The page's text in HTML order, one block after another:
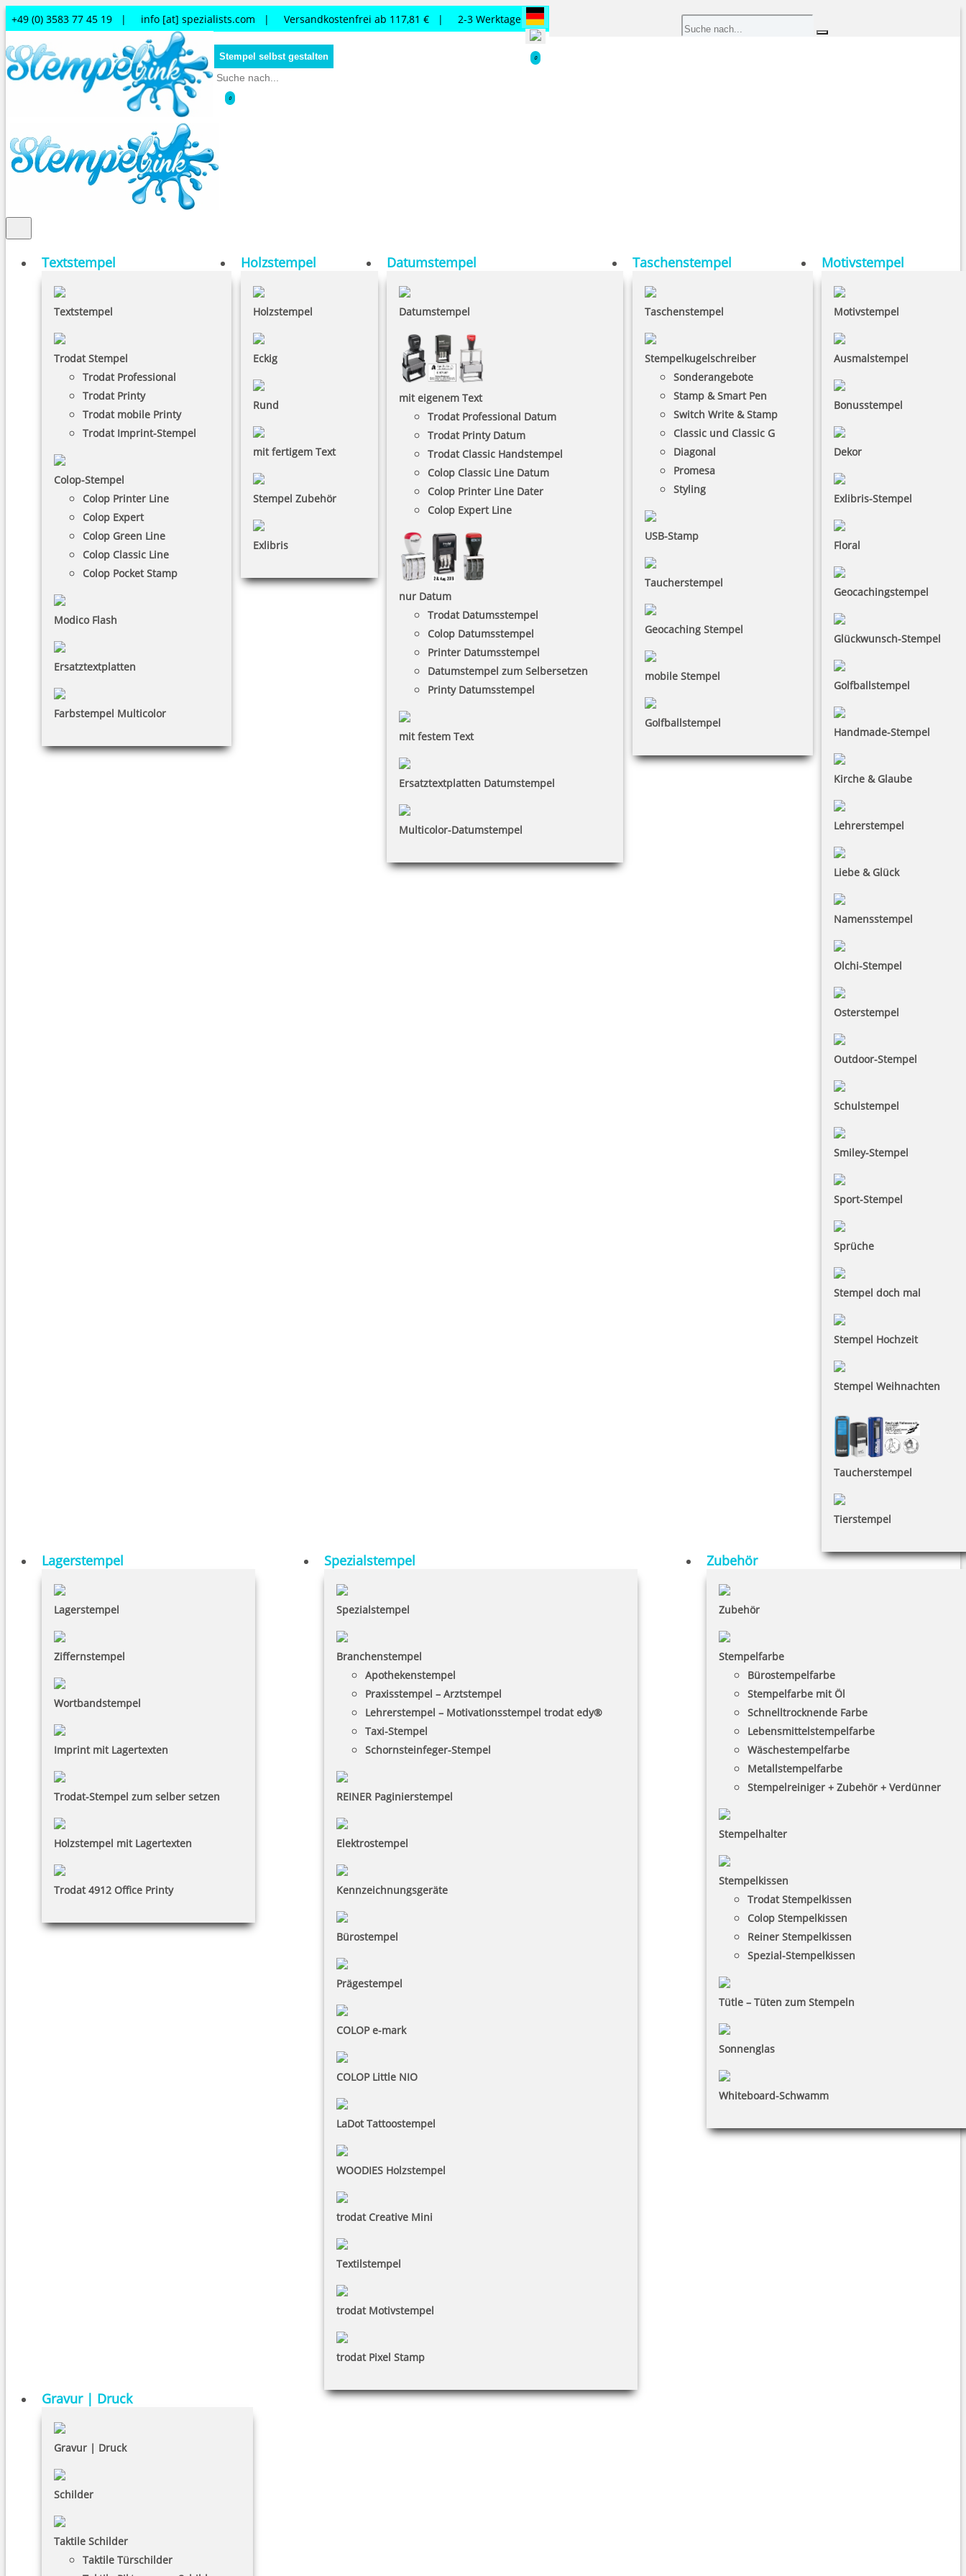
+49 (0) 3583 77 45 19 | info [at] spezialists.com | Versandkostenfrei ab 117,81 € | 2-3 Werktage
0
Stempel selbst gestalten
0
Textstempel
Textstempel
Trodat Stempel
Trodat Professional
Trodat Printy
Trodat mobile Printy
Trodat Imprint-Stempel
Colop-Stempel
Colop Printer Line
Colop Expert
Colop Green Line
Colop Classic Line
Colop Pocket Stamp
Modico Flash
Ersatztextplatten
Farbstempel Multicolor
Holzstempel
Holzstempel
Eckig
Rund
mit fertigem Text
Stempel Zubehör
Exlibris
Datumstempel
Datumstempel
mit eigenem Text
Trodat Professional Datum
Trodat Printy Datum
Trodat Classic Handstempel
Colop Classic Line Datum
Colop Printer Line Dater
Colop Expert Line
nur Datum
Trodat Datumsstempel
Colop Datumsstempel
Printer Datumsstempel
Datumstempel zum Selbersetzen
Printy Datumsstempel
mit festem Text
Ersatztextplatten Datumstempel
Multicolor-Datumstempel
Taschenstempel
Taschenstempel
Stempelkugelschreiber
Sonderangebote
Stamp & Smart Pen
Switch Write & Stamp
Classic und Classic G
Diagonal
Promesa
Styling
USB-Stamp
Taucherstempel
Geocaching Stempel
mobile Stempel
Golfballstempel
Motivstempel
Motivstempel
Ausmalstempel
Bonusstempel
Dekor
Exlibris-Stempel
Floral
Geocachingstempel
Glückwunsch-Stempel
Golfballstempel
Handmade-Stempel
Kirche & Glaube
Lehrerstempel
Liebe & Glück
Namensstempel
Olchi-Stempel
Osterstempel
Outdoor-Stempel
Schulstempel
Smiley-Stempel
Sport-Stempel
Sprüche
Stempel doch mal
Stempel Hochzeit
Stempel Weihnachten
Taucherstempel
Tierstempel
Lagerstempel
Lagerstempel
Ziffernstempel
Wortbandstempel
Imprint mit Lagertexten
Trodat-Stempel zum selber setzen
Holzstempel mit Lagertexten
Trodat 4912 Office Printy
Spezialstempel
Spezialstempel
Branchenstempel
Apothekenstempel
Praxisstempel – Arztstempel
Lehrerstempel – Motivationsstempel trodat edy®
Taxi-Stempel
Schornsteinfeger-Stempel
REINER Paginierstempel
Elektrostempel
Kennzeichnungsgeräte
Bürostempel
Prägestempel
COLOP e-mark
COLOP Little NIO
LaDot Tattoostempel
WOODIES Holzstempel
trodat Creative Mini
Textilstempel
trodat Motivstempel
trodat Pixel Stamp
Zubehör
Zubehör
Stempelfarbe
Bürostempelfarbe
Stempelfarbe mit Öl
Schnelltrocknende Farbe
Lebensmittelstempelfarbe
Wäschestempelfarbe
Metallstempelfarbe
Stempelreiniger + Zubehör + Verdünner
Stempelhalter
Stempelkissen
Trodat Stempelkissen
Colop Stempelkissen
Reiner Stempelkissen
Spezial-Stempelkissen
Tütle – Tüten zum Stempeln
Sonnenglas
Whiteboard-Schwamm
Gravur | Druck
Gravur | Druck
Schilder
Taktile Schilder
Taktile Türschilder